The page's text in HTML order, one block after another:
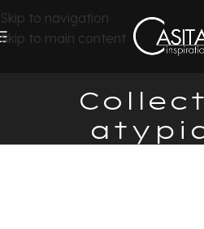
Skip to navigation
Skip to main content